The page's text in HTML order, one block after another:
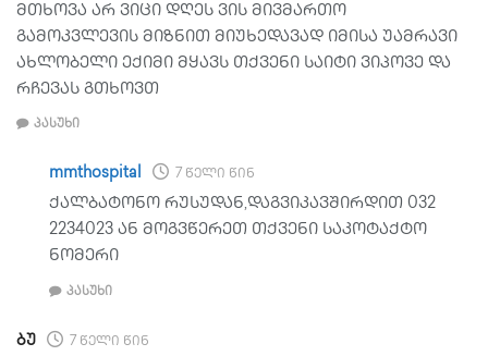
მთხოვა არ ვიცი დღეს ვის მივმართო
გამოკვლევის მიზნით მიუხედავად იმისა უამრავი
ახლობელი ექიმი მყავს თქვენი საიტი ვიპოვე და
რჩევას გთხოვთ
პასუხი
mmthospital 7 წელი წინ
ქალბატონო რუსუდან,დაგვიკავშირდით 032
2234023 ან მოგვწერეთ თქვენი საკოტაქტო
ნომერი
პასუხი
ბუ 7 წელი წინ